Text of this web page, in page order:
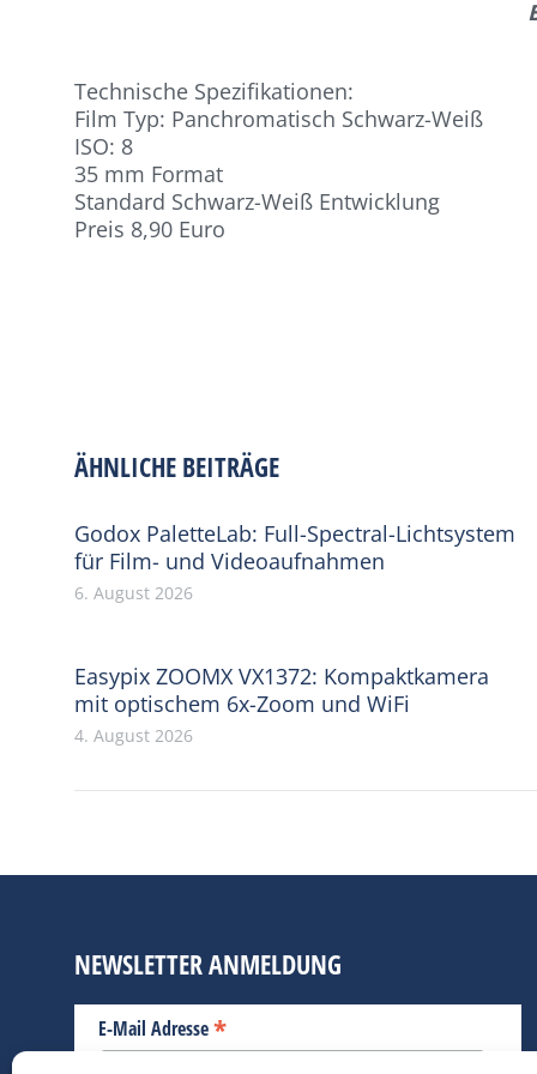
Technische Spezifikationen:
Film Typ: Panchromatisch Schwarz-Weiß
ISO: 8
35 mm Format
Standard Schwarz-Weiß Entwicklung
Preis 8,90 Euro
ÄHNLICHE BEITRÄGE
Godox PaletteLab: Full-Spectral-Lichtsystem
für Film- und Videoaufnahmen
6. August 2026
Easypix ZOOMX VX1372: Kompaktkamera
mit optischem 6x-Zoom und WiFi
4. August 2026
NEWSLETTER ANMELDUNG
E-Mail Adresse*